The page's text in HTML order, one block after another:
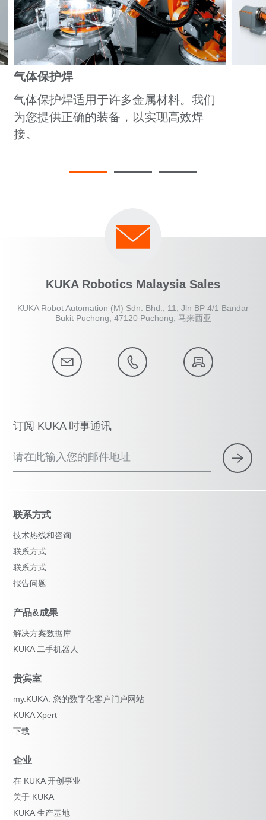
气体保护焊
气体保护焊适用于许多金属材料。我们
为您提供正确的装备，以实现高效焊
接。
KUKA Robotics Malaysia Sales
KUKA Robot Automation (M) Sdn. Bhd., 11, Jln BP 4/1 Bandar
Bukit Puchong, 47120 Puchong, 马来西亚
订阅 KUKA 时事通讯
请在此输入您的邮件地址
联系方式
技术热线和咨询
联系方式
联系方式
报告问题
产品&成果
解决方案数据库
KUKA 二手机器人
贵宾室
my.KUKA: 您的数字化客户门户网站
KUKA Xpert
下载
企业
在 KUKA 开创事业
关于 KUKA
KUKA 生产基地